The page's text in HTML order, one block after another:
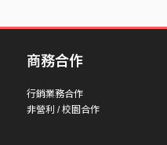
商務合作
行銷業務合作
非營利 / 校園合作